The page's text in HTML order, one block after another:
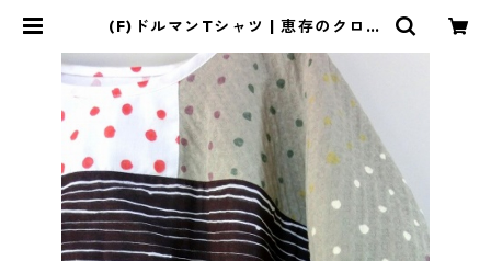
(F)ドルマンTシャツ | 恵存のクロー